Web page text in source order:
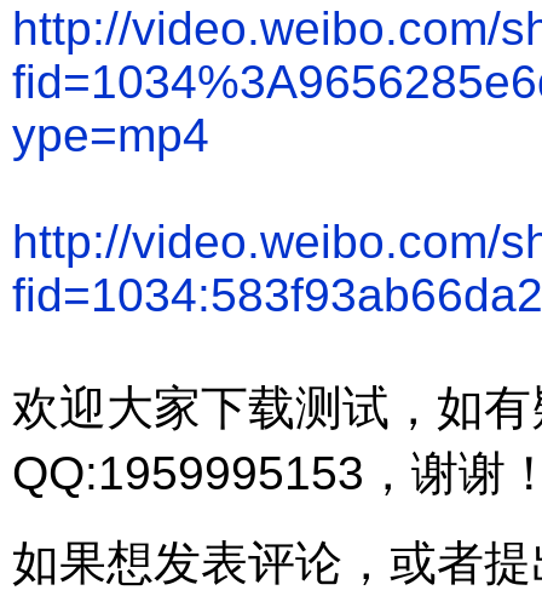
http://video.weibo.com/
ype=mp4
http://video.weibo.com/
欢迎大家下载测试，如
QQ:1959995153，谢谢
如果想发表评论，或者